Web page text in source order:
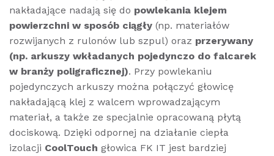
nakładające nadają się do powlekania klejem
powierzchni w sposób ciągły (np. materiałów
rozwijanych z rulonów lub szpul) oraz przerywany
(np. arkuszy wkładanych pojedynczo do falcarek
w branży poligraficznej). Przy powlekaniu
pojedynczych arkuszy można połączyć głowicę
nakładającą klej z walcem wprowadzającym
materiał, a także ze specjalnie opracowaną płytą
dociskową. Dzięki odpornej na działanie ciepła
izolacji CoolTouch głowica FK IT jest bardziej